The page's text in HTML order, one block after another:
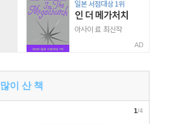
AD
많이 산 책
1/4